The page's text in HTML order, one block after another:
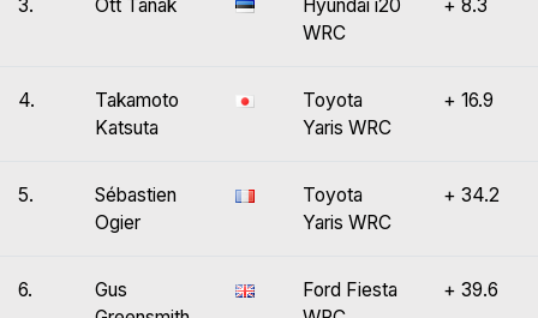
3. Ott Tänak
Hyundai i20
WRC
+ 8.3
4.
Takamoto
Katsuta
Toyota
Yaris WRC
+ 16.9
5.
Sébastien
Ogier
Toyota
Yaris WRC
+ 34.2
6.
Gus
Ford Fiesta
+ 39.6